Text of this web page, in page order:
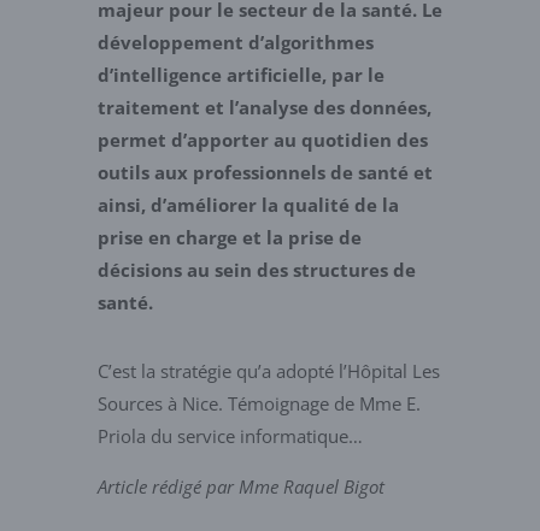
majeur pour le secteur de la santé. Le
développement d’algorithmes
d’intelligence artificielle, par le
traitement et l’analyse des données,
permet d’apporter au quotidien des
outils aux professionnels de santé et
ainsi, d’améliorer la qualité de la
prise en charge et la prise de
décisions au sein des structures de
santé.
C’est la stratégie qu’a adopté l’Hôpital Les
Sources à Nice. Témoignage de Mme E.
Priola du service informatique…
Article rédigé par Mme Raquel Bigot